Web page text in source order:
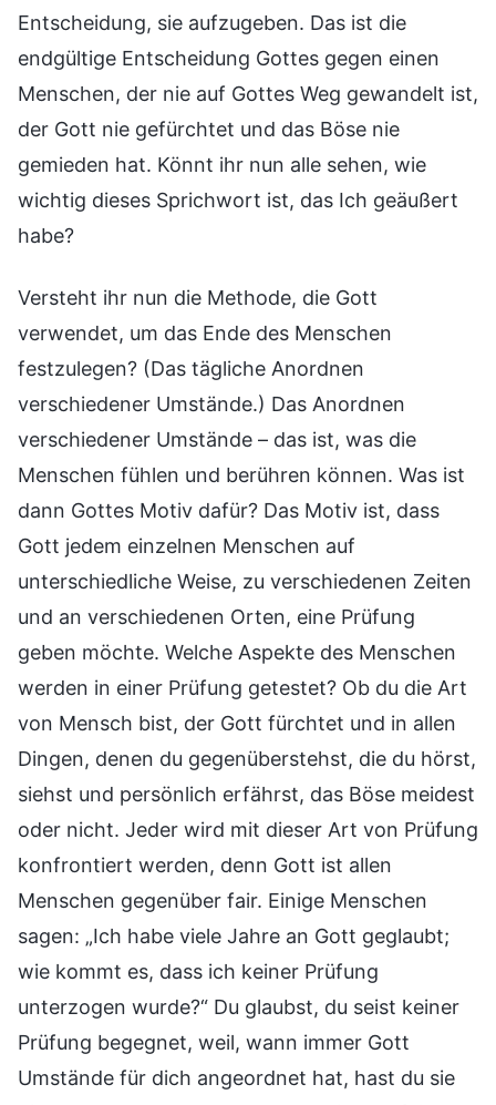
Entscheidung, sie aufzugeben. Das ist die
endgültige Entscheidung Gottes gegen einen
Menschen, der nie auf Gottes Weg gewandelt ist,
der Gott nie gefürchtet und das Böse nie
gemieden hat. Könnt ihr nun alle sehen, wie
wichtig dieses Sprichwort ist, das Ich geäußert
habe?
Versteht ihr nun die Methode, die Gott
verwendet, um das Ende des Menschen
festzulegen? (Das tägliche Anordnen
verschiedener Umstände.) Das Anordnen
verschiedener Umstände – das ist, was die
Menschen fühlen und berühren können. Was ist
dann Gottes Motiv dafür? Das Motiv ist, dass
Gott jedem einzelnen Menschen auf
unterschiedliche Weise, zu verschiedenen Zeiten
und an verschiedenen Orten, eine Prüfung
geben möchte. Welche Aspekte des Menschen
werden in einer Prüfung getestet? Ob du die Art
von Mensch bist, der Gott fürchtet und in allen
Dingen, denen du gegenüberstehst, die du hörst,
siehst und persönlich erfährst, das Böse meidest
oder nicht. Jeder wird mit dieser Art von Prüfung
konfrontiert werden, denn Gott ist allen
Menschen gegenüber fair. Einige Menschen
sagen: „Ich habe viele Jahre an Gott geglaubt;
wie kommt es, dass ich keiner Prüfung
unterzogen wurde?“ Du glaubst, du seist keiner
Prüfung begegnet, weil, wann immer Gott
Umstände für dich angeordnet hat, hast du sie